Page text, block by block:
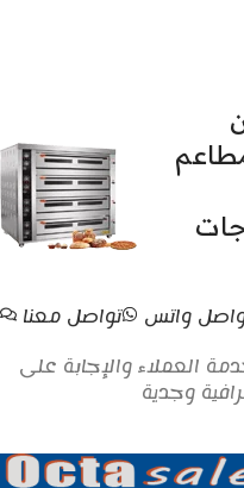
تواصل معنا
واتس
العملاء والإجابة على
وجدية